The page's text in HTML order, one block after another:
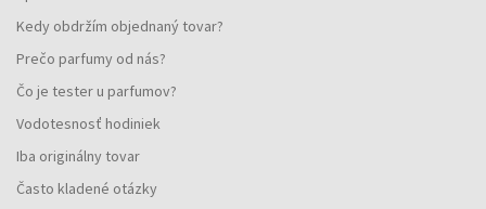
Kedy obdržím objednaný tovar?
Prečo parfumy od nás?
Čo je tester u parfumov?
Vodotesnosť hodiniek
Iba originálny tovar
Často kladené otázky